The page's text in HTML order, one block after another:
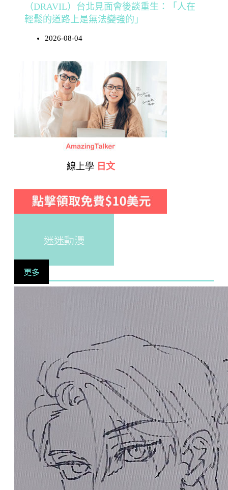
（DRAVIL）台北見面會後談重生：「人在
輕鬆的道路上是無法變強的」
2026-08-04
線上學 日文
迷迷動漫
更多